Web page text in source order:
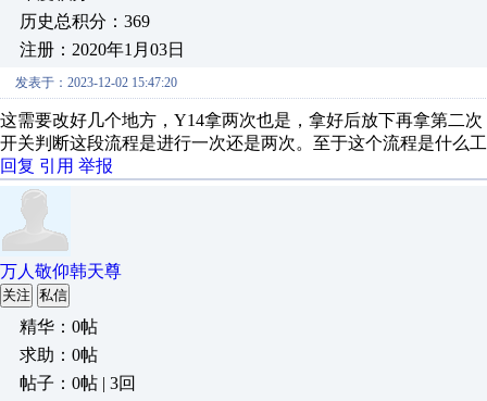
历史总积分：369
注册：2020年1月03日
发表于：2023-12-02 15:47:20
这需要改好几个地方，Y14拿两次也是，拿好后放下再拿第二
开关判断这段流程是进行一次还是两次。至于这个流程是什么
回复 引用 举报
万人敬仰韩天尊
关注 私信
精华：0帖
求助：0帖
帖子：0帖 | 3回